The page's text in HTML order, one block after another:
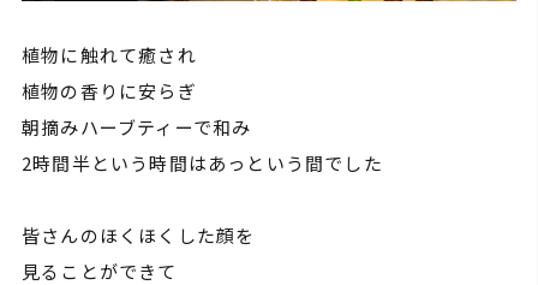
植物に触れて癒され
植物の香りに安らぎ
朝摘みハーブティーで和み
2時間半という時間はあっという間でした
皆さんのほくほくした顔を
見ることができて